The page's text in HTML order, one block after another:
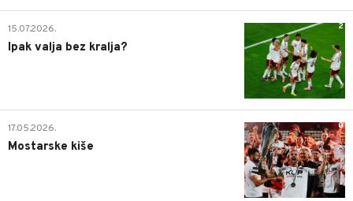
2
15.07.2026.
Ipak valja bez kralja?
0
17.05.2026.
Mostarske kiše